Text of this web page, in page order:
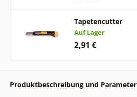
Tapetencutter
Auf Lager
2,91 €
Produktbeschreibung und Parameter